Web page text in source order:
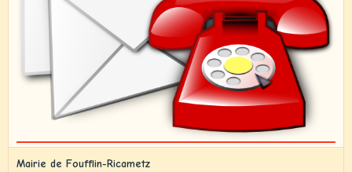
Mairie de Foufflin-Ricametz